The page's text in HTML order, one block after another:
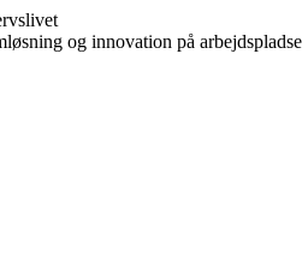
og innovation på